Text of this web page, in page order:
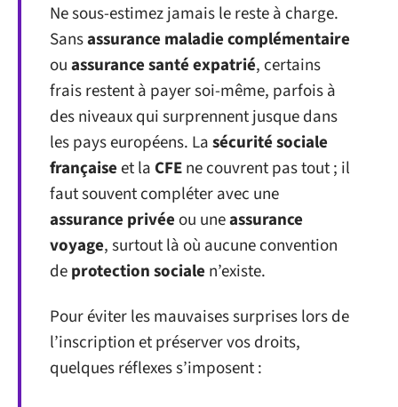
Ne sous-estimez jamais le reste à charge.
Sansassurance maladie complémentaire
ouassurance santé expatrié, certains
frais restent à payer soi-même, parfois à
des niveaux qui surprennent jusque dans
les pays européens. Lasécurité sociale
françaiseet la CFEne couvrent pas tout ; il
faut souvent compléter avec une
assurance privée ou uneassurance
voyage, surtout là où aucune convention
deprotection sociale n’existe.
Pour éviter les mauvaises surprises lors de
l’inscription et préserver vos droits,
quelques réflexes s’imposent :